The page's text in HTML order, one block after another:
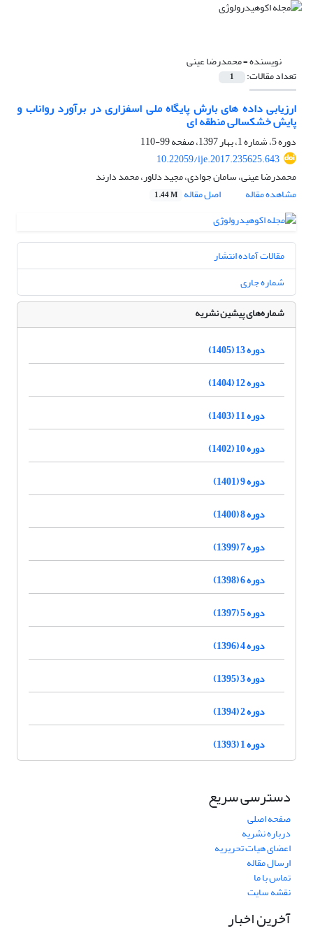
نویسنده =محمدرضا عینی
تعداد مقالات: 1
ارزیابی داده های بارش پایگاه ملی اسفزاری در برآورد رواناب و
پایش خشکسالی منطقه ای
دوره 5، شماره 1، بهار 1397، صفحه
99-110
10.22059/ije.2017.235625.643
محمدرضا عینی، سامان جوادی، مجید دلاور، محمد دارند
مشاهده مقاله
اصل مقاله 1.44 M
مقالات آماده انتشار
شماره جاری
شماره‌های پیشین نشریه
دوره 13 (1405)
دوره 12 (1404)
دوره 11 (1403)
دوره 10 (1402)
دوره 9 (1401)
دوره 8 (1400)
دوره 7 (1399)
دوره 6 (1398)
دوره 5 (1397)
دوره 4 (1396)
دوره 3 (1395)
دوره 2 (1394)
دوره 1 (1393)
دسترسی سریع
صفحه اصلی
درباره نشریه
اعضای هیات تحریریه
ارسال مقاله
تماس با ما
نقشه سایت
آخرین اخبار